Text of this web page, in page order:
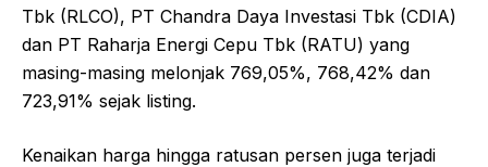
Tbk (RLCO), PT Chandra Daya Investasi Tbk (CDIA)
dan PT Raharja Energi Cepu Tbk (RATU) yang
masing-masing melonjak 769,05%, 768,42% dan
723,91% sejak listing.
Kenaikan harga hingga ratusan persen juga terjadi